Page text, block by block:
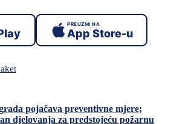
PREUZMI NA
App Store-u
pojačava preventivne mjere;
djelovanja za predstojeću požarnu